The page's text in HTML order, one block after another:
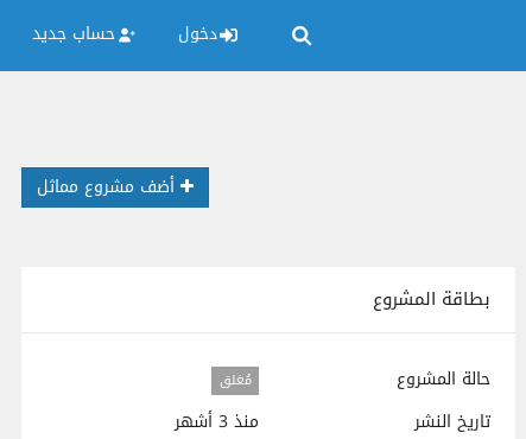
دخول حساب جديد
أضف مشروع مماثل
بطاقة المشروع
حالة المشروع مُغلق
تاريخ النشر
منذ 3 أشهر